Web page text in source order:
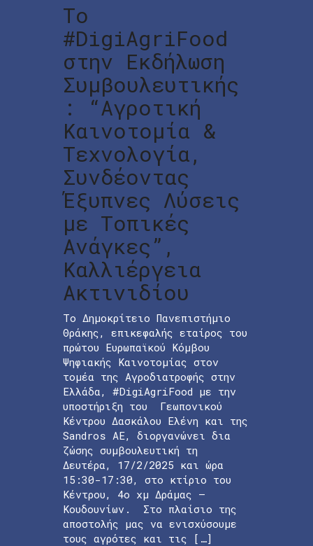
Το
#DigiAgriFood
στην Εκδήλωση
Συμβουλευτικής
: “Αγροτική
Καινοτομία &
Τεχνολογία,
Συνδέοντας
Έξυπνες Λύσεις
με Τοπικές
Ανάγκες”,
Καλλιέργεια
Ακτινιδίου
Το Δημοκρίτειο Πανεπιστήμιο
Θράκης, επικεφαλής εταίρος του
πρώτου Ευρωπαϊκού Κόμβου
Ψηφιακής Καινοτομίας στον
τομέα της Αγροδιατροφής στην
Ελλάδα, #DigiAgriFood με την
υποστήριξη του Γεωπονικού
Κέντρου Δασκάλου Ελένη και της
Sandros AE, διοργανώνει δια
ζώσης συμβουλευτική τη
Δευτέρα, 17/2/2025 και ώρα
15:30-17:30, στο κτίριο του
Κέντρου, 4ο χμ Δράμας –
Κουδουνίων. Στο πλαίσιο της
αποστολής μας να ενισχύσουμε
τους αγρότες και τις […]